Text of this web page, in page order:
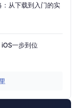
从下载到入门的实
一步到位